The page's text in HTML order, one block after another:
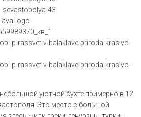
уютной бухте примерно в 12
Это место с большой